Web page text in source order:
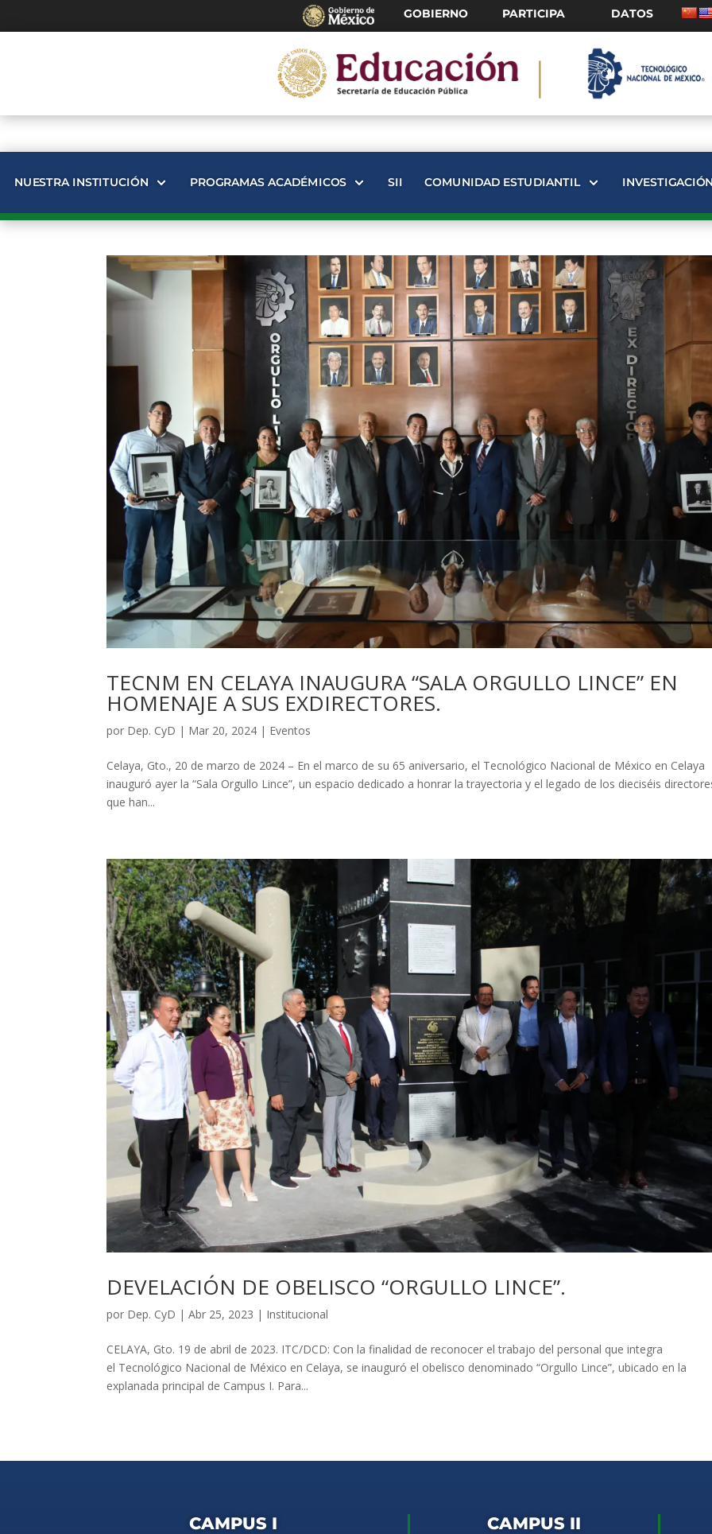
GOBIERNO PARTICIPA DATOS
NUESTRA INSTITUCIÓN PROGRAMAS ACADÉMICOS SII COMUNIDAD ESTUDIANTIL
TECNM EN CELAYA INAUGURA “SALA ORGULLO LINCE” EN
HOMENAJE A SUS EXDIRECTORES.
por Dep. CyD | Mar 20, 2024 | Eventos
Celaya, Gto., 20 de marzo de 2024 – En el marco de su 65 aniversario, el Tecnológico Nacional de México en Celaya
inauguró ayer la “Sala Orgullo Lince”, un espacio dedicado a honrar la trayectoria y el legado de los dieciséis
que han...
DEVELACIÓN DE OBELISCO “ORGULLO LINCE”.
por Dep. CyD |Abr 25, 2023 | Institucional
CELAYA, Gto. 19 de abril de 2023. ITC/DCD: Con la finalidad de reconocer el trabajo del personal que integra
el Tecnológico Nacional de México en Celaya, se inauguró el obelisco denominado “Orgullo Lince”, ubicado en la
explanada principal de Campus I. Para...
CAMPUS I CAMPUS II